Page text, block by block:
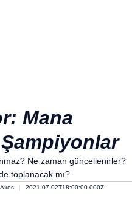
Mana
Ne zaman güncellenirler?
toplanacak mı?
2021-07-02T18:00:00.000Z